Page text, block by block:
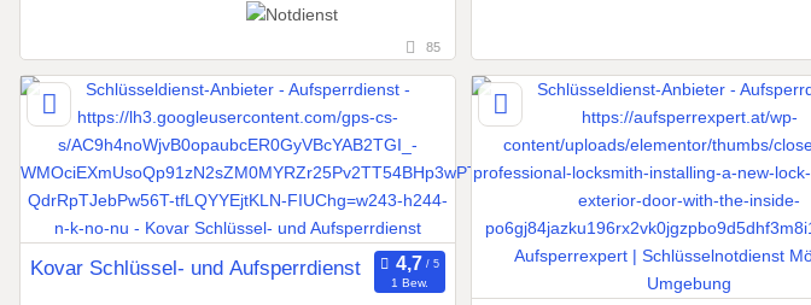
85
Kovar Schlüssel- und Aufsperrdienst
1 Bew.